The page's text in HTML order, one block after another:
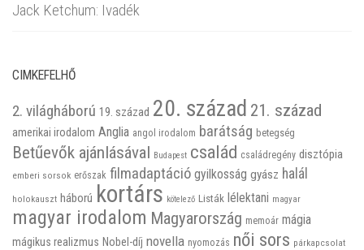
Jack Ketchum: Ivadék
CIMKEFELHŐ
2. világháború 19. század 20. század 21. század
amerikai irodalom Anglia angol irodalom barátság betegség
Betűevők ajánlásával Budapest család családregény disztópia
emberi sorsok erőszak filmadaptáció gyilkosság gyász halál
holokauszt háború kortárs kötelező Listák lélektani magyar
magyar irodalom Magyarország memoár mágia
mágikus realizmus Nobel-díj novella nyomozás női sors párkapcsolat